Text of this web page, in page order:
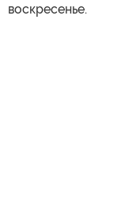
воскресенье.